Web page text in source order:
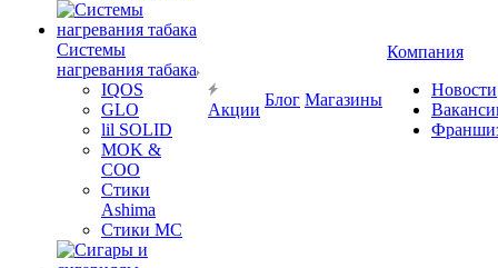
Системы
нагревания табака
IQOS
GLO
lil SOLID
MOK &
COO
Стики
Ashima
Стики MC
Акции
Блог Магазины
Компания
Новости